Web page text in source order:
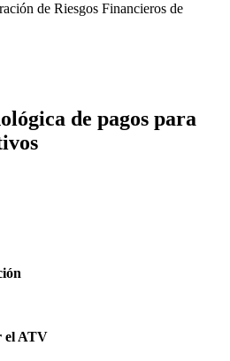
de Riesgos Financieros de
de pagos para
el ATV